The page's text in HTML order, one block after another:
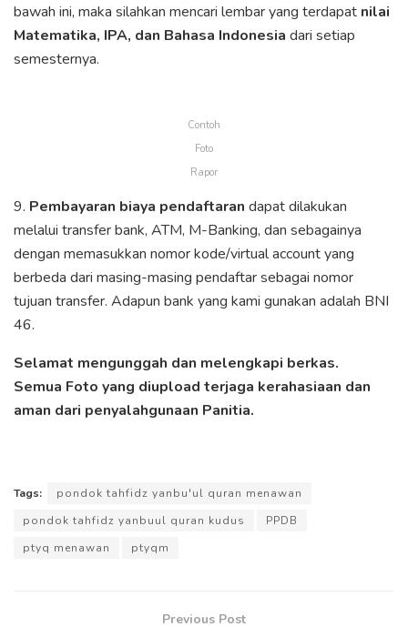
bawah ini, maka silahkan mencari lembar yang terdapat nilai
Matematika, IPA, dan Bahasa Indonesia dari setiap
semesternya.
Contoh
Foto
Rapor
9. Pembayaran biaya pendaftaran dapat dilakukan
melalui transfer bank, ATM, M-Banking, dan sebagainya
dengan memasukkan nomor kode/virtual account yang
berbeda dari masing-masing pendaftar sebagai nomor
tujuan transfer. Adapun bank yang kami gunakan adalah BNI
46.
Selamat mengunggah dan melengkapi berkas.
Semua Foto yang diupload terjaga kerahasiaan dan
aman dari penyalahgunaan Panitia.
Tags:
pondok tahfidz yanbu'ul quran menawan
pondok tahfidz yanbuul quran kudus
PPDB
ptyq menawan
ptyqm
Previous Post